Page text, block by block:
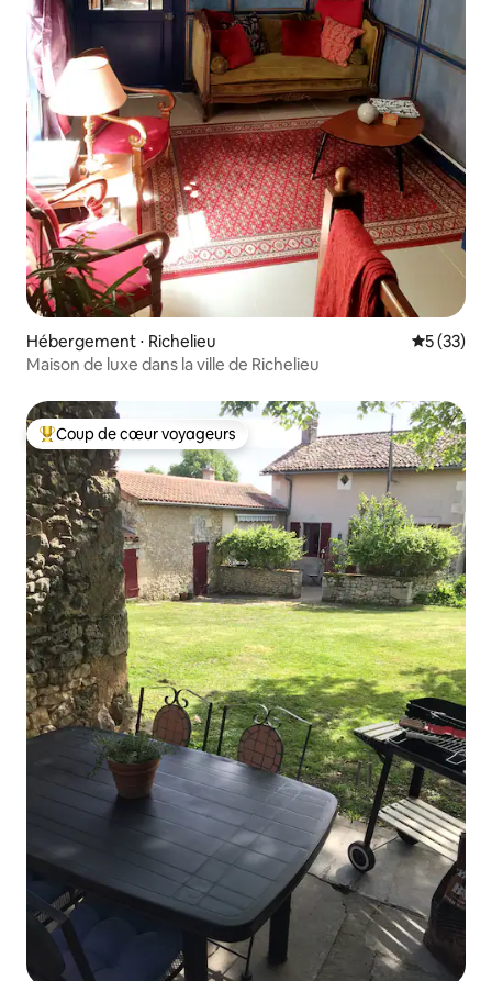
Hébergement ⋅ Richelieu
5 (33)
Maison de luxe dans la ville de Richelieu
Coups de cœur voyageurs les plus appréciés
Coup de cœur voyageurs